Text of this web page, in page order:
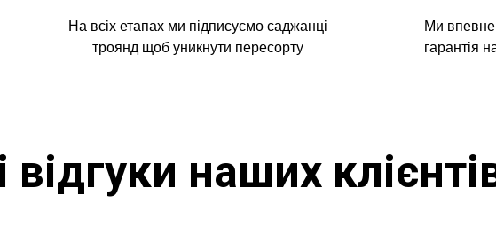
На всіх етапах ми підписуємо саджанці
троянд щоб уникнути пересорту
Ми
гарантія
відгуки наших